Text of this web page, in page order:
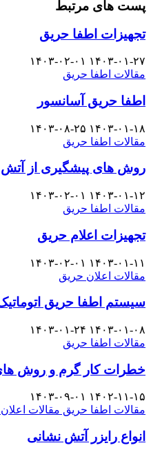
پست های مرتبط
تجهیزات اطفا حریق
۱۴۰۳-۰۱-۲۷ ۱۴۰۳-۰۲-۰۱
مقالات اطفا حریق
اطفا حریق آسانسور
۱۴۰۳-۰۱-۱۸ ۱۴۰۳-۰۸-۲۵
مقالات اطفا حریق
روش های پیشگیری از
۱۴۰۳-۰۱-۱۲ ۱۴۰۳-۰۲-۰۱
مقالات اطفا حریق
تجهیزات اعلام حریق
۱۴۰۳-۰۱-۱۱ ۱۴۰۳-۰۲-۰۱
مقالات اعلان حریق
سیستم اطفا حریق
۱۴۰۳-۰۱-۰۸ ۱۴۰۳-۰۱-۲۴
مقالات اطفا حریق
خطرات کار گرم و روش های
۱۴۰۲-۱۱-۱۵ ۱۴۰۳-۰۹-۰۱
مقالات اطفا حریق مقالات
انواع رایزر آتش نشانی